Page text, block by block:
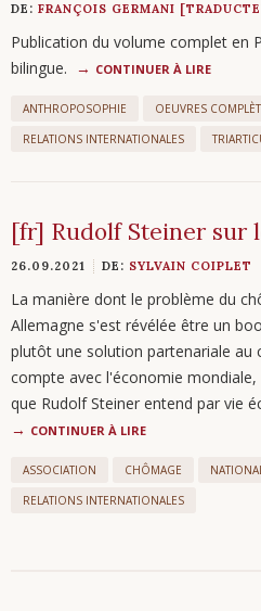
DE: FRANÇOIS GERMANI
Publication du volume complet en
bilingue.
CONTINUER À LIRE
ANTHROPOSOPHIE
OEUVRES
RELATIONS INTERNATIONALES
[fr] Rudolf Steiner sur
26.09.2021 DE: SYLVAIN COIPLET
La manière dont le problème du
Allemagne s'est révélée être un
plutôt une solution partenariale au
compte avec l'économie
que Rudolf Steiner entend par vie
CONTINUER À LIRE
ASSOCIATION CHÔMAGE
RELATIONS INTERNATIONALES